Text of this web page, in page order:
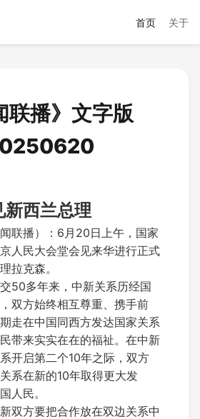
首页 关于
联播》文字版
新西兰总理
闻联播）：6月20日上午，国家
人民大会堂会见来华进行正式
拉克森。
50多年来，中新关系历经国
双方始终相互尊重、携手前
走在中国同西方发达国家关系
带来实实在在的福祉。在中新
开启第二个10年之际，双方
系在新的10年取得更大发
人民。
双方要把合作放在双边关系中